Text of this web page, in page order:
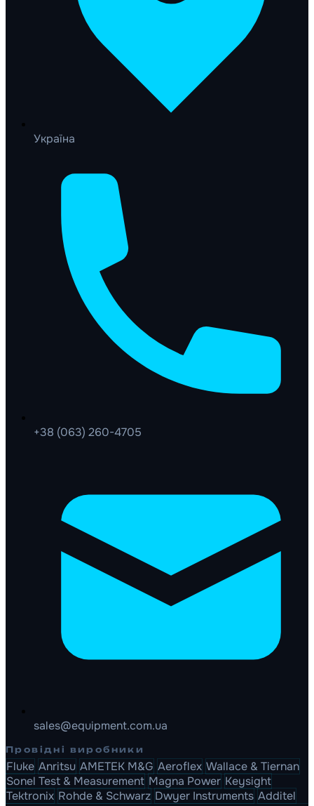
Україна
+38 (063) 260-4705
sales@equipment.com.ua
Провідні виробники
Fluke Anritsu AMETEK M&G Aeroflex Wallace & Tiernan
Sonel Test & Measurement Magna Power Keysight
Tektronix Rohde & Schwarz Dwyer Instruments Additel